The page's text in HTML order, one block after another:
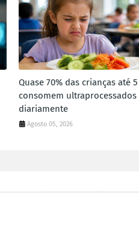
Quase 70% das crianças até
consomem ultraprocessados
diariamente
Agosto 05, 2026